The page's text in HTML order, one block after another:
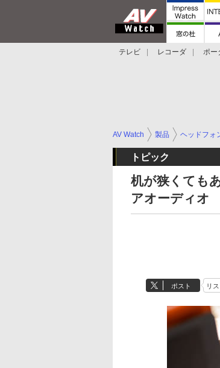
テレビ レコーダ ポー
AV Watch 製品 ヘッドフォ
トピック
机が狭くても
アオーディオ
ポスト リス